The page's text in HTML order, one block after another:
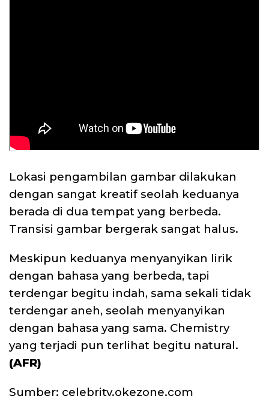
Lokasi pengambilan gambar dilakukan
dengan sangat kreatif seolah keduanya
berada di dua tempat yang berbeda.
Transisi gambar bergerak sangat halus.
Meskipun keduanya menyanyikan lirik
dengan bahasa yang berbeda, tapi
terdengar begitu indah, sama sekali tidak
terdengar aneh, seolah menyanyikan
dengan bahasa yang sama. Chemistry
yang terjadi pun terlihat begitu natural.
(AFR)
Sumber: celebrity.okezone.com